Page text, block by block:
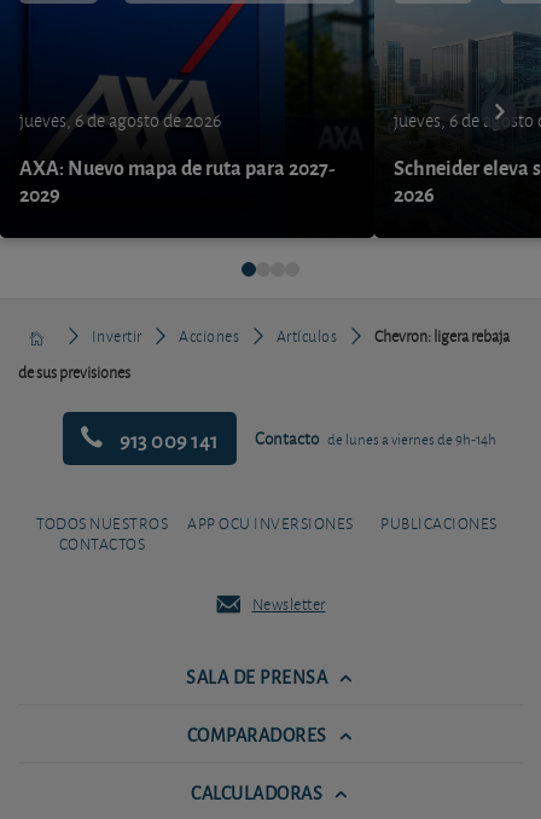
jueves, 6 de agosto de 2026
AXA: Nuevo mapa de ruta para 2027-
2029
jueves, 6 de agosto
Schneider eleva
2026
Invertir Acciones Artículos
Chevron: ligera rebaja
de sus previsiones
913 009 141 Contacto de lunes a viernes de 9h-14h
TODOS NUESTROS
CONTACTOS
APP OCU INVERSIONES PUBLICACIONES
Newsletter
SALA DE PRENSA
COMPARADORES
CALCULADORAS